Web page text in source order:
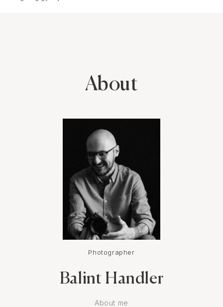
About
Photographer
Balint Handler
About me